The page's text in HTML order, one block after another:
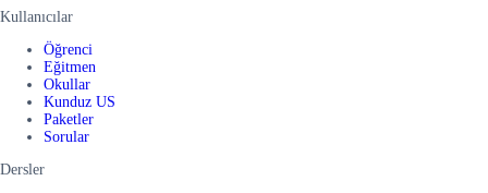
Kullanıcılar
Öğrenci
Eğitmen
Okullar
Kunduz US
Paketler
Sorular
Dersler